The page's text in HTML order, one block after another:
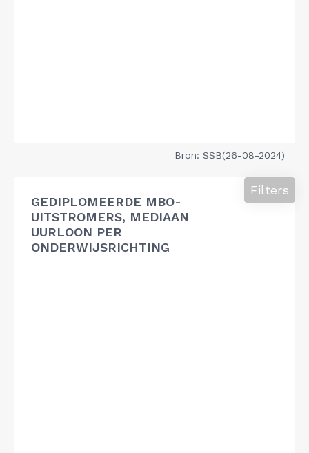
Bron: SSB(26-08-2024)
GEDIPLOMEERDE MBO-
UITSTROMERS, MEDIAAN
UURLOON PER
ONDERWIJSRICHTING
Filters